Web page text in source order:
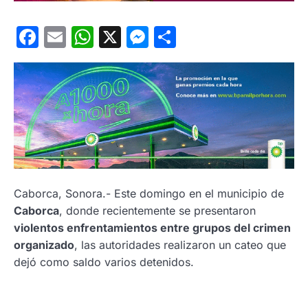
Facebook
EmailWhatsApp
X Messenger
Caborca, Sonora.- Este domingo en el municipio de
Caborca, donde recientemente se presentaron
violentos enfrentamientos entre grupos del crimen
organizado, las autoridades realizaron un cateo que
dejó como saldo varios detenidos.